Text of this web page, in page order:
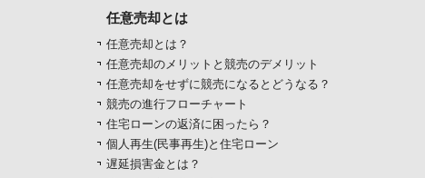
任意売却とは
任意売却とは？
任意売却のメリットと競売のデメリット
任意売却をせずに競売になるとどうなる？
競売の進行フローチャート
住宅ローンの返済に困ったら？
個人再生(民事再生)と住宅ローン
遅延損害金とは？